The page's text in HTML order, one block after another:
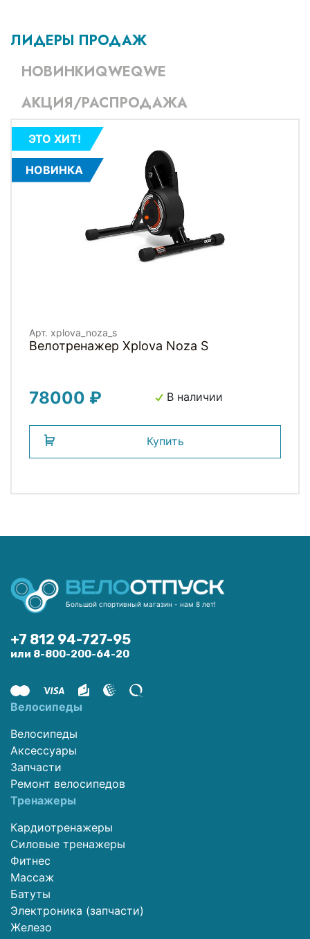
ЛИДЕРЫ ПРОДАЖ
НОВИНКИQWEQWE
АКЦИЯ/РАСПРОДАЖА
ЭТО ХИТ!
НОВИНКА
Арт. xplova_noza_s
Велотренажер Xplova Noza S
78000 ₽ В наличии
Купить
Большой спортивный магазин - нам 8 лет!
+7 812 94-727-95
или 8-800-200-64-20
Велосипеды
Велосипеды
Аксессуары
Запчасти
Ремонт велосипедов
Тренажеры
Кардиотренажеры
Силовые тренажеры
Фитнес
Массаж
Батуты
Электроника (запчасти)
Железо